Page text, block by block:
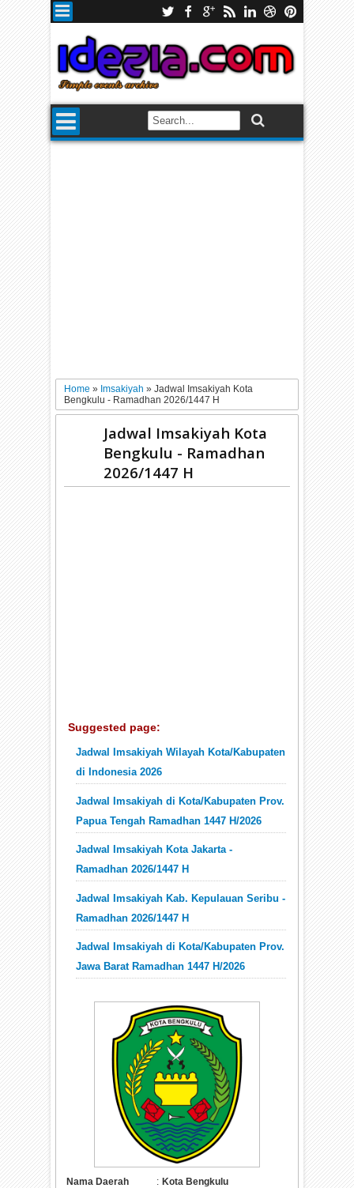
Home» Imsakiyah»Jadwal Imsakiyah Kota
Bengkulu - Ramadhan 2026/1447 H
Jadwal Imsakiyah Kota
Bengkulu - Ramadhan
2026/1447 H
Suggested page:
Jadwal Imsakiyah Wilayah Kota/Kabupaten
di Indonesia 2026
Jadwal Imsakiyah di Kota/Kabupaten Prov.
Papua Tengah Ramadhan 1447 H/2026
Jadwal Imsakiyah Kota Jakarta -
Ramadhan 2026/1447 H
Jadwal Imsakiyah Kab. Kepulauan Seribu -
Ramadhan 2026/1447 H
Jadwal Imsakiyah di Kota/Kabupaten Prov.
Jawa Barat Ramadhan 1447 H/2026
Nama Daerah : Kota Bengkulu